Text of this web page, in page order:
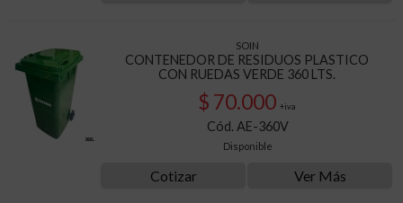
SOIN
CONTENEDOR DE RESIDUOS PLASTICO
CON RUEDAS VERDE 360 LTS.
$ 70.000 +iva
Cód. AE-360V
Disponible
Cotizar Ver Más